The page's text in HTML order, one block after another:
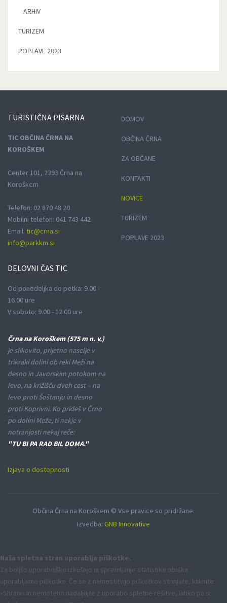
ARHIV
TURIZEM
POPLAVE 2023
TURISTIČNA PISARNA
TIC OBČINA ČRNA NA
KOROŠKEM
Center 101, 2393 Črna na
Koroškem
Telefon: 02 870 48 20
Mobilni telefon: 041 743 442
Email: tic@crna.si
info@parkkm.si
DELOVNI ČAS TIC
Od ponedeljka do petka: 9.00 -
16.00 ure
V soboto: 9.00 - 12.00 ure
DOMOV
OBČINA ČRNA
ZA OBČANE
KONTAKTI
NOVICE
TURIZEM
POPLAVE 2023
Črna na Koroškem (575 m n. v.)
je slikovito, prijetno naselje v
trikraki dolini ob reki Meži na
desno in Javorskim potokom na
levo, na križišču dveh cest – na
levo proti Šoštanju in desno
proti Koprivni. Ko prideš v Črno
po dolini Meže, ti nekje v
notranjosti nekaj reče:
"TU BI PA RAD BIL DOMA."
Izjava o dostopnosti
Občina Črna na Koroškem © Vse pravice so pridržane.
Izvedba: GNB Innovative
Naša spletna stran uporablja piškotke.
Za boljšo uporabniško izkušnjo in spremljanje statistike obiska
uporabljamo piškotke. Če se z namestitvijo piškotkov strinjate, kliknite
»Shrani« in nemoteno nadaljujte z uporabo spletne rešitve, lahko pa si